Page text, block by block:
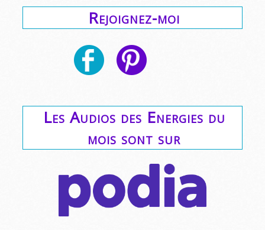
Rejoignez-moi
Les Audios des Energies du
mois sont sur